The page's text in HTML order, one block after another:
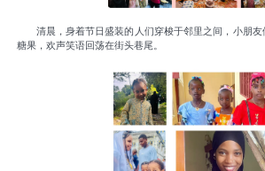
清晨，身着节日盛装的人们穿梭于邻里之间，小朋
糖果，欢声笑语回荡在街头巷尾。